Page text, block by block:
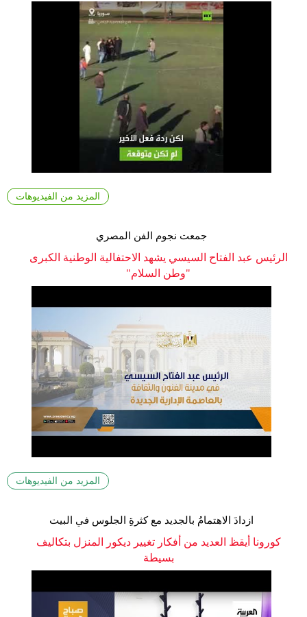
المزيد من الفيديوهات
جمعت نجوم الفن المصري
الرئيس عبد الفتاح السيسي يشهد الاحتفالية الوطنية الكبرى
"وطن السلام"
المزيد من الفيديوهات
ازدادَ الاهتمامُ بالجديد مع كثرةِ الجلوس في البيت
كورونا أيقظ العديد من أفكار تغيير ديكور المنزل بتكاليف
بسيطة